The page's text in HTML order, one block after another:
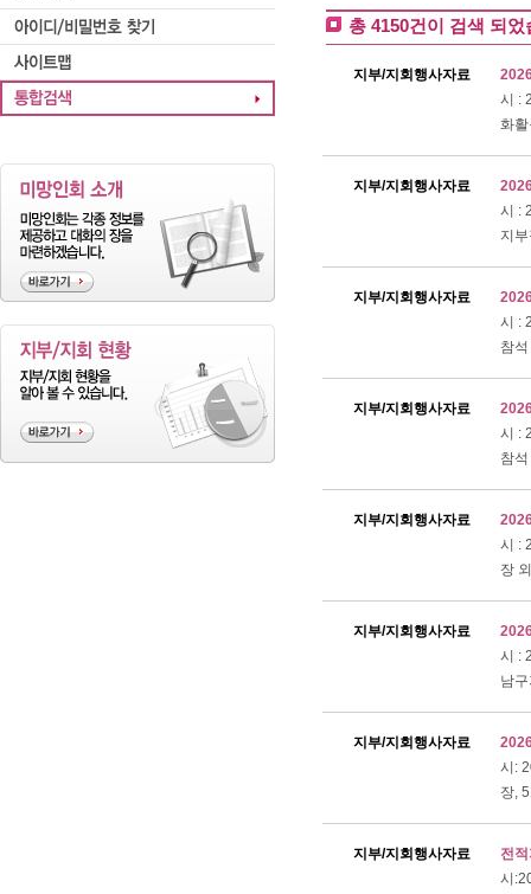
총 4150건이 검색 되었
지부/지회행사자료
시 :
화
지부/지회행사자료
시 :
지
지부/지회행사자료
시 :
참
지부/지회행사자료
시 :
참
지부/지회행사자료
시 :
장
지부/지회행사자료
시 :
남
지부/지회행사자료
시:
장,
지부/지회행사자료
전
시